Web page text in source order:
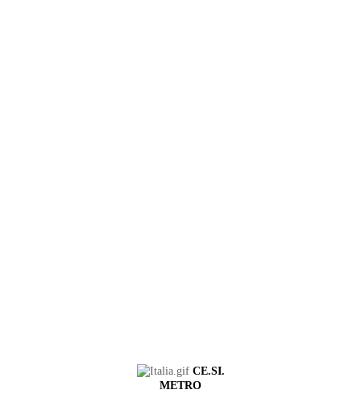
CE.SI.
METRO